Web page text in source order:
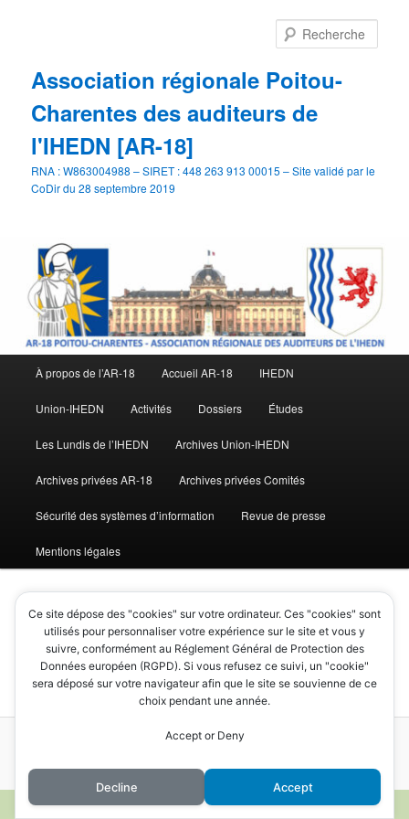
Association régionale Poitou-
Charentes des auditeurs de
l'IHEDN [AR-18]
RNA : W863004988 – SIRET : 448 263 913 00015 – Site validé par le
CoDir du 28 septembre 2019
principal
À propos de l’AR-18 Accueil AR-18 IHEDN
Union-IHEDN Activités Dossiers Études
Les Lundis de l’IHEDN Archives Union-IHEDN
Archives privées AR-18 Archives privées Comités
Sécurité des systèmes d’information Revue de presse
Mentions légales
Textes
Ce site dépose des "cookies" sur votre ordinateur. Ces "cookies" sont
utilisés pour personnaliser votre expérience sur le site et vous y
suivre, conformément au Réglement Général de Protection des
Données européen (RGPD). Si vous refusez ce suivi, un "cookie"
sera déposé sur votre navigateur afin que le site se souvienne de ce
choix pendant une année.
Accept or Deny
Decline Accept